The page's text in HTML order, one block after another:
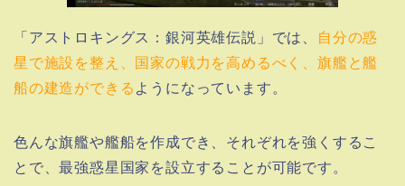
「アストロキングス：銀河英雄伝説」では、
自分の惑
星で施設を整え、国家の戦力を高めるべく、旗艦と艦
船の建造ができる ようになっています。
色んな旗艦や艦船を作成でき、それぞれを強くするこ
とで、最強惑星国家を設立することが可能です。